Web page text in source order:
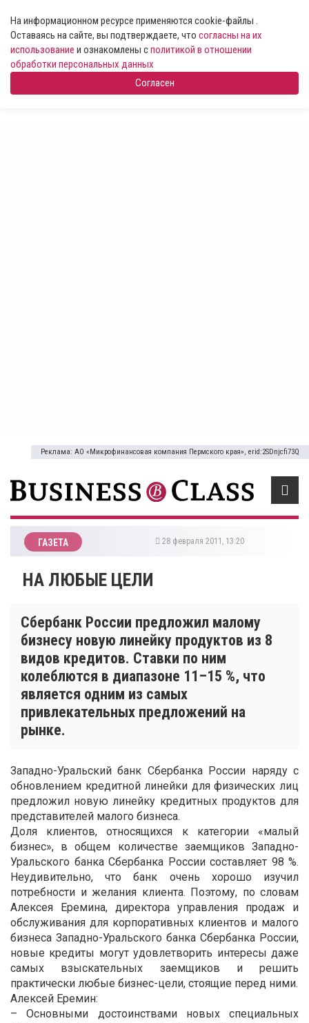
На информационном ресурсе применяются cookie-файлы .
Оставаясь на сайте, вы подтверждаете, что согласны на их
использование и ознакомлены сполитикой в отношении
обработки персональных данных
Согласен
Реклама: АО «Микрофинансовая компания Пермского края», erid:2SDnjcfi73Q
ГАЗЕТА 28 февраля 2011, 13:20
НА ЛЮБЫЕ ЦЕЛИ
Сбербанк России предложил малому
бизнесу новую линейку продуктов из 8
видов кредитов. Ставки по ним
колеблются в диапазоне 11–15 %, что
является одним из самых
привлекательных предложений на
рынке.
Западно-Уральский банк Сбербанка России наряду с
обновлением кредитной линейки для физических лиц
предложил новую линейку кредитных продуктов для
представителей малого бизнеса.
Доля клиентов, относящихся к категории «малый
бизнес», в общем количестве заемщиков Западно-
Уральского банка Сбербанка России составляет 98 %.
Неудивительно, что банк очень хорошо изучил
потребности и желания клиента. Поэтому, по словам
Алексея Еремина, директора управления продаж и
обслуживания для корпоративных клиентов и малого
бизнеса Западно-Уральского банка Сбербанка России,
новые кредиты могут удовлетворить интересы даже
самых взыскательных заемщиков и решить
практически любые бизнес-цели, стоящие перед ними.
Алексей Еремин:
– Основными достоинствами новых специальных